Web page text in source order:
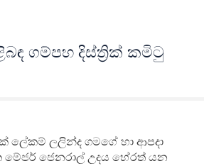
ගම්පහ දිස්ත්‍රික් කමිටු
ලේකම් ලලින්ද ගමගේ හා ආපදා
මේජර් ජෙනරාල් උදය හේරත් යන